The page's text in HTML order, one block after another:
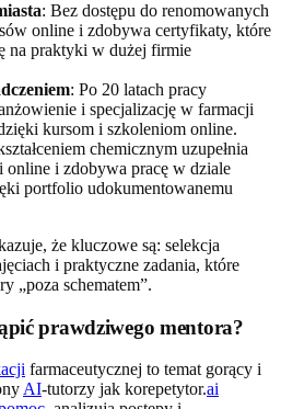
: Bez dostępu do renomowanych
online i zdobywa certyfikaty, które
na praktyki w dużej firmie
: Po 20 latach pracy
i specjalizację w farmacji
kursom i szkoleniom online.
chemicznym uzupełnia
online i zdobywa pracę w dziale
portfolio udokumentowanemu
że kluczowe są: selekcja
i praktyczne zadania, które
„poza schematem”.
prawdziwego mentora?
farmaceutycznej to temat gorący i
AI-tutorzy jak korepetytor.ai